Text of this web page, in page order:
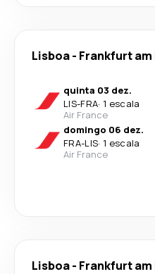
Lisboa- Frankfurt am
quinta 03 dez.
LIS-FRA· 1 escala
Air France
domingo 06 dez.
FRA-LIS· 1 escala
Air France
Lisboa- Frankfurt am